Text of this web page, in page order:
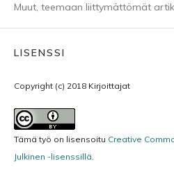
Muut, teemaan liittymättömät
LISENSSI
Copyright (c) 2018 Kirjoittajat
Tämä työ on lisensoitu Creative
Julkinen -lisenssillä.